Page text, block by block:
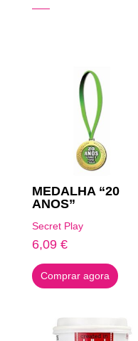
MEDALHA “20
ANOS”
Secret Play
6,09 €
Comprar agora